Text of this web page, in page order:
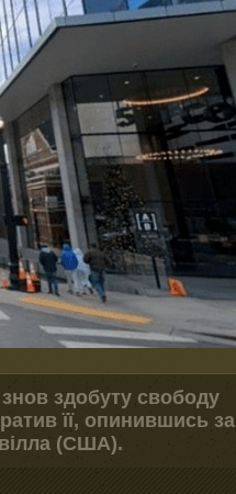
здобуту свободу
її, опинившись за
(США).